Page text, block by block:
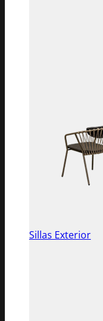
Sillas Exterior